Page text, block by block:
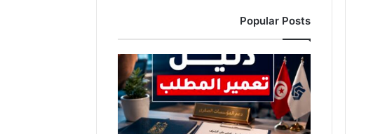
ب
ة
.
ا
ل
غ
ن
Popular Posts